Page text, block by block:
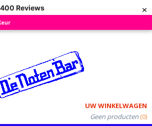
400 Reviews ×
UW WINKELWAGEN
Geen producten (0)